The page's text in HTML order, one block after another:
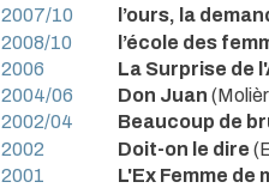
2007/10
l’ours, la
2008/10
l’école des
2006
La Surprise de
2004/06
Don Juan
2002/04
Beaucoup de
2002
Doit-on le dire
2001
L'Ex Femme de